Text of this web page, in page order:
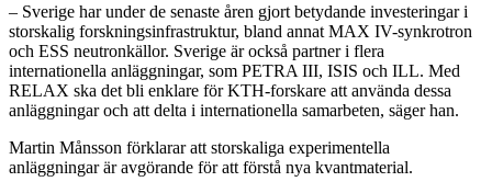
– Sverige har under de senaste åren gjort betydande investeringar i
storskalig forskningsinfrastruktur, bland annat MAX IV-synkrotron
och ESS neutronkällor. Sverige är också partner i flera
internationella anläggningar, som PETRA III, ISIS och ILL. Med
RELAX ska det bli enklare för KTH-forskare att använda dessa
anläggningar och att delta i internationella samarbeten, säger han.
Martin Månsson förklarar att storskaliga experimentella
anläggningar är avgörande för att förstå nya kvantmaterial.